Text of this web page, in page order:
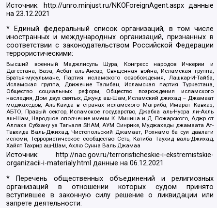
Источник: http://unro.minjust.ru/NKOForeignAgent.aspxданные
на23.12.2021
* Единый федеральный список организаций, в том числе
иностранных и международных организаций, признанных в
соответствии с законодательством Российской Федерации
террористическими:
Высший военный Маджлисуль Шура, Конгресс народов Ичкерии и
Дагестана, База, Асбат аль-Ансар, Священная война, Исламская группа,
Братья-мусульмане, Партия исламского освобождения, Лашкар-И-Тайба,
Исламская группа, Движение Талибан, Исламская партия Туркестана,
Общество социальных реформ, Общество возрождения исламского
наследия, Дом двух святых, Джунд аш-Шам, Исламский джихад – Джамаат
моджахедов, Аль-Каида в странах исламского Магриба, Имарат Кавказ,
АБТО, Правый сектор, Исламское государство, Джабха аль-Нусра ли-Ахль
аш-Шам, Народное ополчение имени К. Минина и Д. Пожарского, Аджр от
Аллаха Субхану уа Тагьаля SHAM, АУМ Синрике, Муджахеды джамаата Ат-
Тавхида Валь-Джихад, Чистопольский Джамаат, Рохнамо ба суи давлати
исломи, Террористическое сообщество Сеть, Катиба Таухид валь-Джихад,
Хайят Тахрир аш-Шам, Ахлю Сунна Валь Джамаа
Источник:
http://nac.gov.ru/terroristicheskie-i-ekstremistskie-
organizacii-i-materialy.html данные на06.12.2021
* Перечень общественных объединений и религиозных
организаций в отношении которых судом принято
вступившее в законную силу решение о ликвидации или
запрете деятельности: